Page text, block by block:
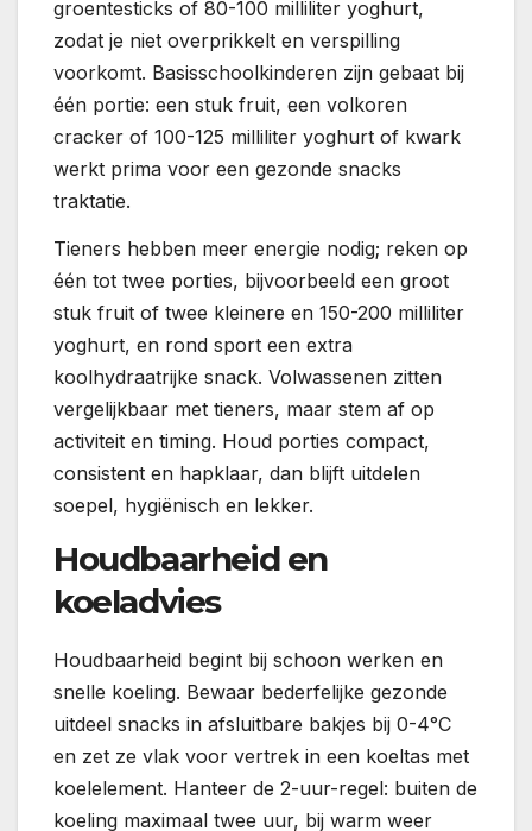
groentesticks of 80-100 milliliter yoghurt,
zodat je niet overprikkelt en verspilling
voorkomt. Basisschoolkinderen zijn gebaat bij
één portie: een stuk fruit, een volkoren
cracker of 100-125 milliliter yoghurt of kwark
werkt prima voor een gezonde snacks
traktatie.
Tieners hebben meer energie nodig; reken op
één tot twee porties, bijvoorbeeld een groot
stuk fruit of twee kleinere en 150-200 milliliter
yoghurt, en rond sport een extra
koolhydraatrijke snack. Volwassenen zitten
vergelijkbaar met tieners, maar stem af op
activiteit en timing. Houd porties compact,
consistent en hapklaar, dan blijft uitdelen
soepel, hygiënisch en lekker.
Houdbaarheid en
koeladvies
Houdbaarheid begint bij schoon werken en
snelle koeling. Bewaar bederfelijke gezonde
uitdeel snacks in afsluitbare bakjes bij 0-4°C
en zet ze vlak voor vertrek in een koeltas met
koelelement. Hanteer de 2-uur-regel: buiten de
koeling maximaal twee uur, bij warm weer